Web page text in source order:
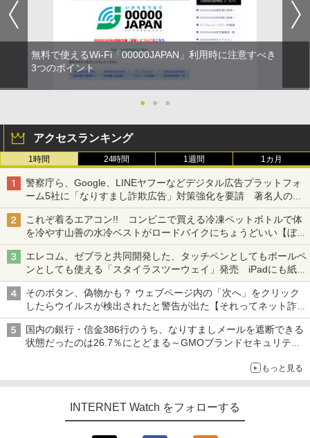
無料で使えるWi-Fi「00000JAPAN」利用時に注意すべき
3つのポイント
● ● ●
アクセスランキング
1時間 24時間 1週間 1カ月
警察庁ら、Google、LINEヤフーなどデジタル広告プラットフォ
ーム5社に「なりすまし詐欺広告」対策強化を要請 著名人の写
真や映像を使った投資詐欺などへの対策として
これぞ着るエアコン!! コンビニで買える冷凍ペットボトルで体
を冷やす山善の水冷ベストがロードバイクにちょうどいい【ぼっ
ち・ざ・ろーど！その14】【空いた時間でなにしてる？】
エレコム、ゼブラと共同開発した、タッチペンとしてもボールペ
ンとしても使える「スタイラスツーウェイ」発売 iPadにも紙に
も、持ち替えずに書き込める
そのボタン、偽物かも？ ウェブページ内の「次へ」をクリック
したらウイルスが検出されたと警告が出た【それってネット詐欺
ですよ！】
国内の銀行・信金386行のうち、なりすましメールを遮断できる
状態だったのは26.7％にとどまる～GMOブランドセキュリティ
もっと見る
INTERNET Watch をフォローする